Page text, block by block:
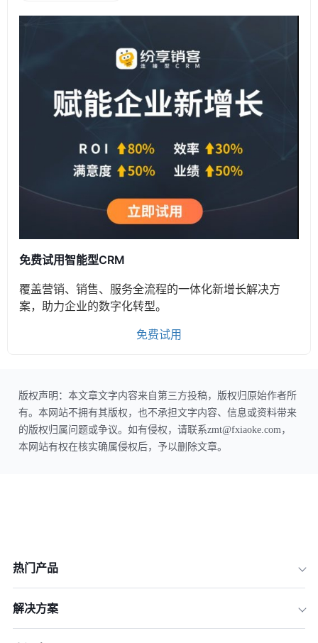
免费试用智能型CRM
覆盖营销、销售、服务全流程的一体化新增长解决方
案，助力企业的数字化转型。
免费试用
版权声明：本文章文字内容来自第三方投稿，版权归原始作者所
有。本网站不拥有其版权，也不承担文字内容、信息或资料带来
的版权归属问题或争议。如有侵权，请联系zmt@fxiaoke.com，
本网站有权在核实确属侵权后，予以删除文章。
热门产品
解决方案